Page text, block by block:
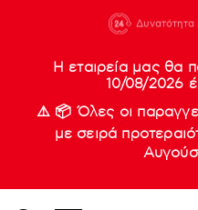
933
Η εταιρεία μας θα
10/08/2026
⚠️ 📦 Όλες οι
με σειρά